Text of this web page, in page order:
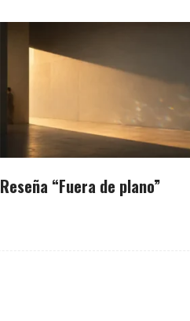
Reseña “Fuera de plano”